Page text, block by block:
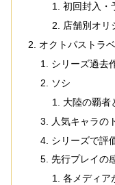
初回封入・
店舗別オリ
オクトパストラ
シリーズ過去
ソシ
大陸の覇者
人気キャラの
シリーズで評
先行プレイの
各メディア